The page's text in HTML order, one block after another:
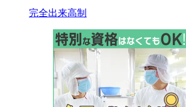
完全出来高制